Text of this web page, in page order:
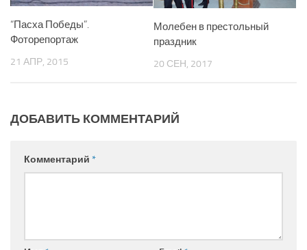
“Пасха Победы”.
Фоторепортаж
21 АПР, 2015
Молебен в престольный
праздник
20 СЕН, 2017
ДОБАВИТЬ КОММЕНТАРИЙ
Комментарий *